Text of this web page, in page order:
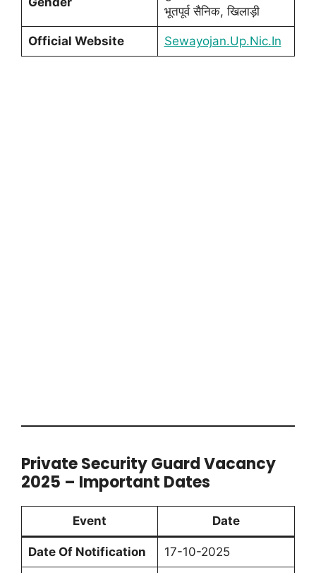
भूतपूर्व सैनिक, खिलाड़ी
Official Website Sewayojan.Up.Nic.In
Private Security Guard Vacancy
2025 – Important Dates
Event Date
Date Of Notification 17-10-2025